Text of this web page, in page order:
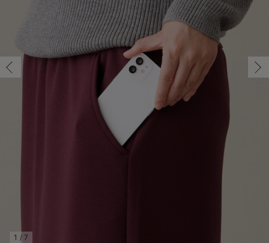
マタニティ スカート
マタニティ トップス
マタニティ アウター（コート）・ママコート
妊婦帯・腹帯・産前ガードル
マタニティ 授乳 キャミソール
産褥ショーツ
骨盤・マタニティベルト （妊娠中・産後）
マタニティ ドレス（結婚式・お呼ばれ）
マタニティ フォーマル パンツ・ボトムス
【アウトレット】ボトムス
【アウトレット】パジャマ
【アウトレット】インナー
見えてもカワイイ
コットン素材
冷房対策
快適機能ウェア特集 パジャマ
パンツ
スカート
パジャマ
インナー
MAX55%OFF ブラック
レギンス
オフィス
きれいめスカート派
きれいめ美脚パンツ派
ツィード派
王道シンプル派
ベビー
【フォーマル】トッ
【ベビー】グッズ
コンビ肌着
短肌着
セット
快適ウェア10%OFF
Iライン ・タイトシル
ジャンパースカート/
ワーク・オフィス
カジュアル
あったかアイテム｜
〜10,000円（税込）
10,001円（税込）〜
女の子におススメの
男の子におススメの
もらって嬉しいギフト
かわいくておもしろ
腹巻・ひざ上パンツ
保温&リカバリー
レギンス・タイツ
カップ付きインナー
裏起毛素材
産後に使うグッズ
【冬のあったか特集
【冬のあったか特集
1 /7